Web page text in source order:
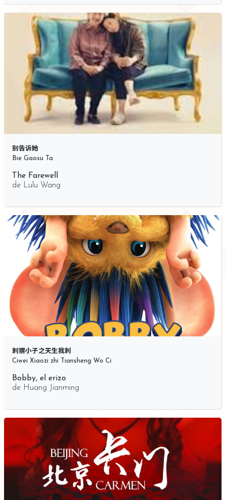
别告诉她
Bie Gaosu Ta
The Farewell
de Lulu Wang
刺猬小子之天生我刺
Ciwei Xiaozi zhi Tiansheng Wo Ci
Bobby, el erizo
de Huang Jianming